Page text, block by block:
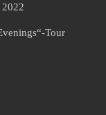
2022
Tour